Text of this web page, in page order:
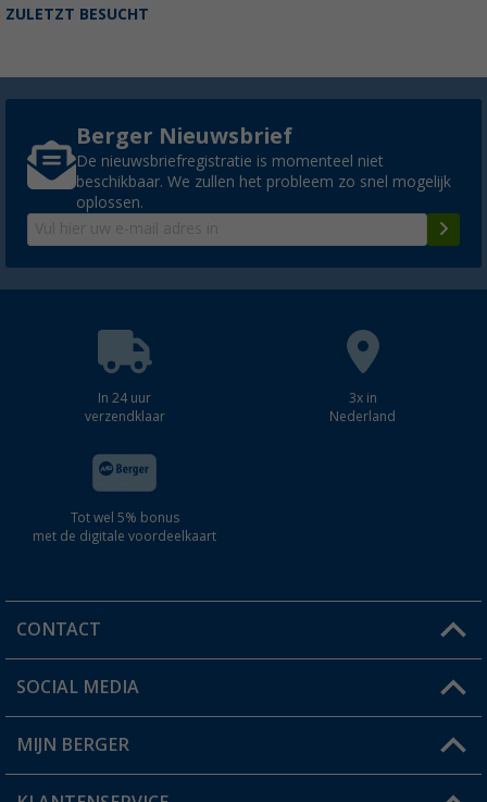
ZULETZT BESUCHT
Berger Nieuwsbrief
De nieuwsbriefregistratie is momenteel niet
beschikbaar. We zullen het probleem zo snel mogelijk
oplossen.
In 24 uur
verzendklaar
3x in
Nederland
Tot wel 5% bonus
met de digitale voordeelkaart
CONTACT
Een vraag?
Winkel vinden
SOCIAL MEDIA
MIJN BERGER